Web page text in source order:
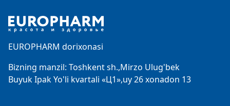
EUROPHARM dorixonasi
Bizning manzil: Toshkent sh.,Mirzo Ulug'bek
Buyuk Ipak Yo'li kvartali «Ц1»,uy 26 xonadon 13